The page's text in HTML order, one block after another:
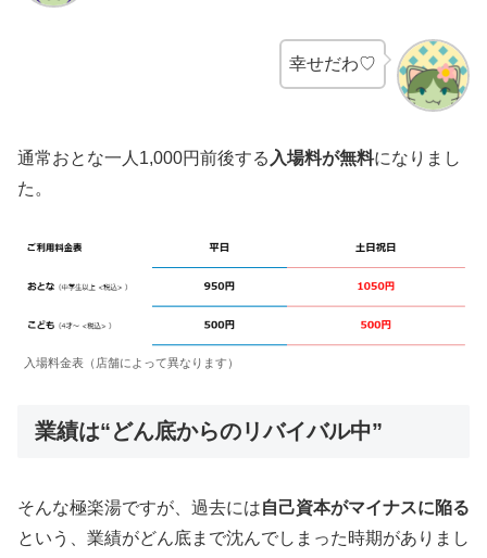
幸せだわ♡
通常おとな一人1,000円前後する 入場料が無料になりまし
た。
入場料金表（店舗によって異なります）
業績は“どん底からのリバイバル中”
そんな極楽湯ですが、過去には自己資本がマイナスに陥る
という、業績がどん底まで沈んでしまった時期がありまし